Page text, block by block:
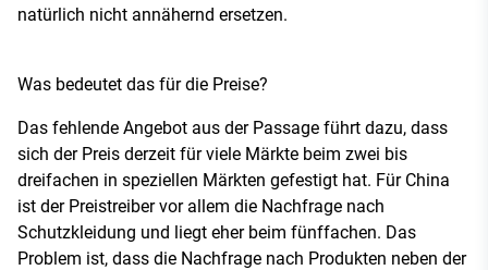
natürlich nicht annähernd ersetzen.
Was bedeutet das für die Preise?
Das fehlende Angebot aus der Passage führt dazu, dass
sich der Preis derzeit für viele Märkte beim zwei bis
dreifachen in speziellen Märkten gefestigt hat. Für China
ist der Preistreiber vor allem die Nachfrage nach
Schutzkleidung und liegt eher beim fünffachen. Das
Problem ist, dass die Nachfrage nach Produkten neben der